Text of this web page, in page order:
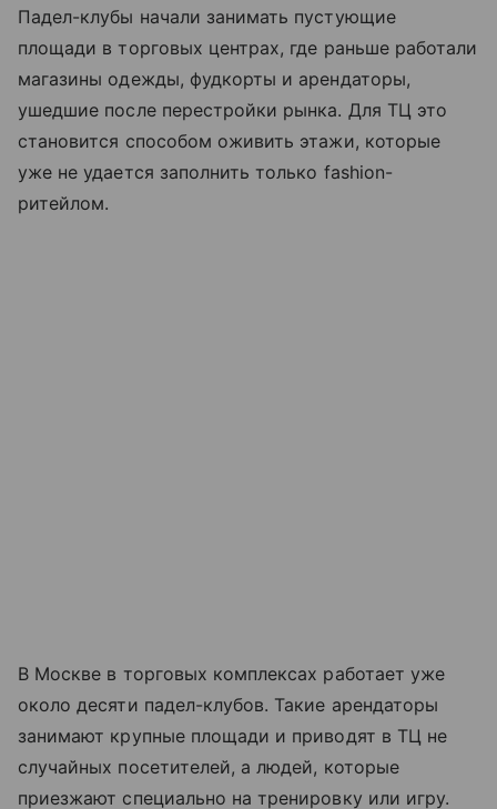
Падел-клубы начали занимать пустующие
площади в торговых центрах, где раньше работали
магазины одежды, фудкорты и арендаторы,
ушедшие после перестройки рынка. Для ТЦ это
становится способом оживить этажи, которые
уже не удается заполнить только fashion-
ритейлом.
В Москве в торговых комплексах работает уже
около десяти падел-клубов. Такие арендаторы
занимают крупные площади и приводят в ТЦ не
случайных посетителей, а людей, которые
приезжают специально на тренировку или игру.